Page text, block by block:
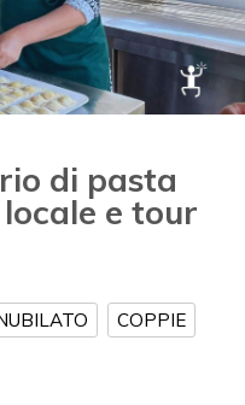
di pasta
e tour
COPPIE